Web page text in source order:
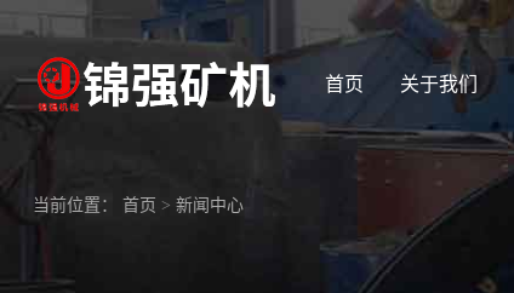
首页 关于我们
当前位置： 首页 > 新闻中心